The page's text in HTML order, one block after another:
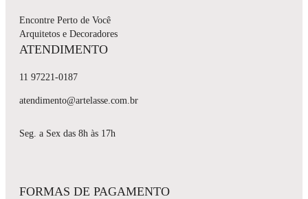
Encontre Perto de Você
Arquitetos e Decoradores
ATENDIMENTO
11 97221-0187
atendimento@artelasse.com.br
Seg. a Sex das 8h às 17h
FORMAS DE PAGAMENTO